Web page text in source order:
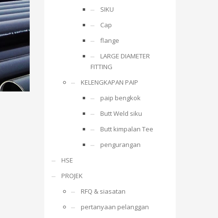
SIKU
Cap
flange
LARGE DIAMETER
FITTING
KELENGKAPAN PAIP
paip bengkok
Butt Weld siku
Butt kimpalan Tee
pengurangan
HSE
PROJEK
RFQ & siasatan
pertanyaan pelanggan